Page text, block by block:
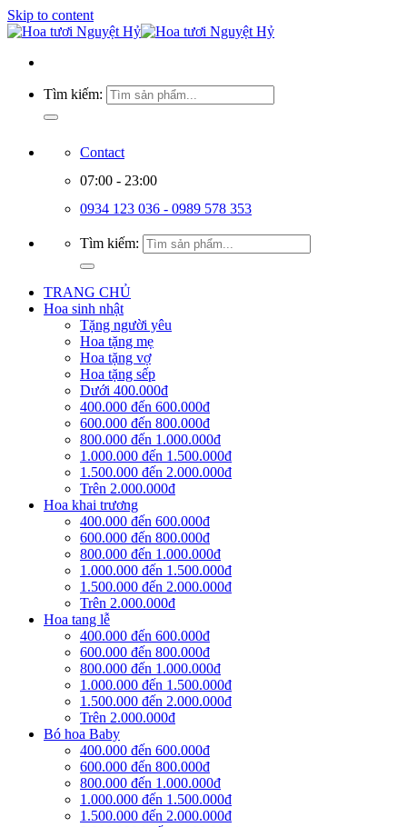
Skip to content
Tìm kiếm:
Contact
07:00 - 23:00
0934 123 036 - 0989 578 353
Tìm kiếm:
TRANG CHỦ
Hoa sinh nhật
Tặng người yêu
Hoa tặng mẹ
Hoa tặng vợ
Hoa tặng sếp
Dưới 400.000đ
400.000 đến 600.000đ
600.000 đến 800.000đ
800.000 đến 1.000.000đ
1.000.000 đến 1.500.000đ
1.500.000 đến 2.000.000đ
Trên 2.000.000đ
Hoa khai trương
400.000 đến 600.000đ
600.000 đến 800.000đ
800.000 đến 1.000.000đ
1.000.000 đến 1.500.000đ
1.500.000 đến 2.000.000đ
Trên 2.000.000đ
Hoa tang lễ
400.000 đến 600.000đ
600.000 đến 800.000đ
800.000 đến 1.000.000đ
1.000.000 đến 1.500.000đ
1.500.000 đến 2.000.000đ
Trên 2.000.000đ
Bó hoa Baby
400.000 đến 600.000đ
600.000 đến 800.000đ
800.000 đến 1.000.000đ
1.000.000 đến 1.500.000đ
1.500.000 đến 2.000.000đ